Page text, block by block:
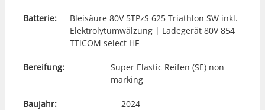
Batterie:
Bleisäure 80V 5TPzS 625 Triathlon SW inkl.
Elektrolytumwälzung | Ladegerät 80V 854
TTiCOM select HF
Bereifung:
Super Elastic Reifen (SE) non
marking
Baujahr: 2024